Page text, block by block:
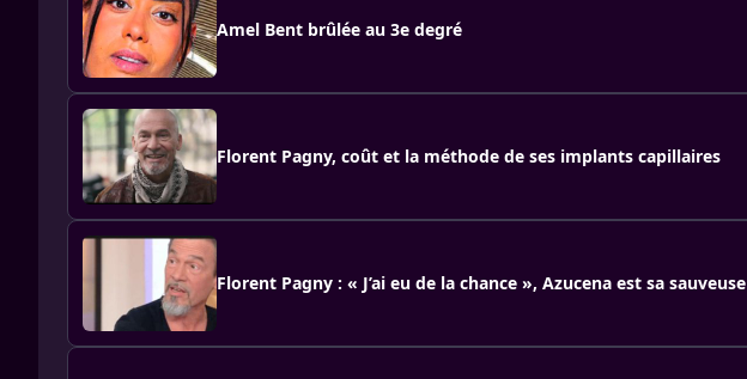
Amel Bent brûlée au 3e degré
Florent Pagny, coût et la méthode de ses implants capillaires
Florent Pagny : « J’ai eu de la chance », Azucena est sa